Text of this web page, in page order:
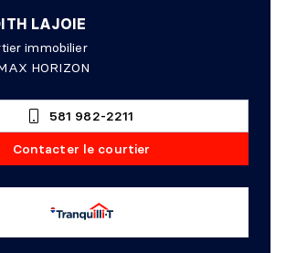
LAJOIE
immobilier
HORIZON
581 982-2211
Contacter le courtier